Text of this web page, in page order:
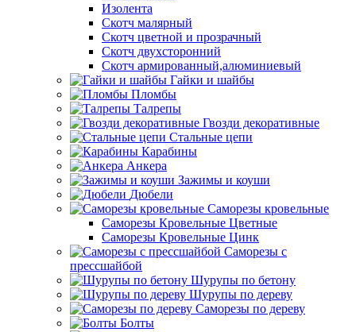
Изолента
Скотч малярный
Скотч цветной и прозрачный
Скотч двухсторонний
Скотч армированный,алюминиевый
Гайки и шайбы
Пломбы
Талрепы
Гвозди декоративные
Стальные цепи
Карабины
Анкера
Зажимы и коуши
Дюбели
Саморезы кровельные
Саморезы Кровельные Цветные
Саморезы Кровельные Цинк
Саморезы с
прессшайбой
Шурупы по бетону
Шурупы по дереву
Саморезы по дереву
Болты